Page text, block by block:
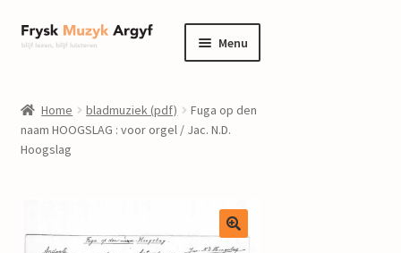
Ga
door
navigatie
Ga
naar
inhoud
Menu
informatie
Home bladmuziek (pdf)
Fuga op den
naam HOOGSLAG : voor orgel / Jac. N.D.
Hoogslag